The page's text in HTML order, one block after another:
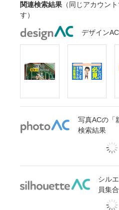
関連検索結果 （同じアカウン
す）
デザイン
写真ACの「
検索結果
シル
員集